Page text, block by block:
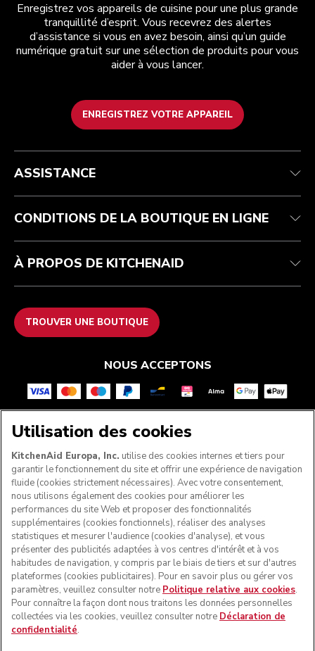
Enregistrez vos appareils de cuisine pour une plus grande
tranquillité d’esprit. Vous recevrez des alertes
d’assistance si vous en avez besoin, ainsi qu’un guide
numérique gratuit sur une sélection de produits pour vous
aider à vous lancer.
ENREGISTREZ VOTRE APPAREIL
Health Check
Suivez votre commande
Garantie et documents
Recupel
Conditions générales de vente
Retours et remboursements
Imprint
ODR
La marque
Trouver une boutique
ASSISTANCE
CONDITIONS DE LA BOUTIQUE EN LIGNE
À PROPOS DE KITCHENAID
TROUVER UNE BOUTIQUE
NOUS ACCEPTONS
SUIVEZ-NOUS
© KitchenAid 2026 - Tous droits réservés. KitchenAid et la
forme du robot pâtissier multifonction sont des marques
commerciales aux États-Unis et ailleurs.
Utilisation des cookies
KitchenAid Europa, Inc. utilise des cookies internes et tiers pour
garantir le fonctionnement du site et offrir une expérience de navigation
fluide (cookies strictement nécessaires). Avec votre consentement,
nous utilisons également des cookies pour améliorer les
performances du site Web et proposer des fonctionnalités
supplémentaires (cookies fonctionnels), réaliser des analyses
statistiques et mesurer l'audience (cookies d'analyse), et vous
présenter des publicités adaptées à vos centres d'intérêt et à vos
habitudes de navigation, y compris par le biais de tiers et sur d'autres
plateformes (cookies publicitaires). Pour en savoir plus ou gérer vos
paramètres, veuillez consulter notre Politique relative aux cookies.
Pour connaître la façon dont nous traitons les données personnelles
collectées via les cookies, veuillez consulter notre Déclaration de
confidentialité.